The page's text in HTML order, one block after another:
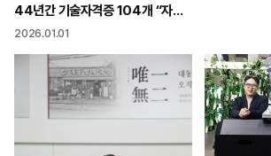
44년간 기술자격증 104개 “자격증은 내 버팀목 정년 없는 삶 만들어줘”
2026.01.01